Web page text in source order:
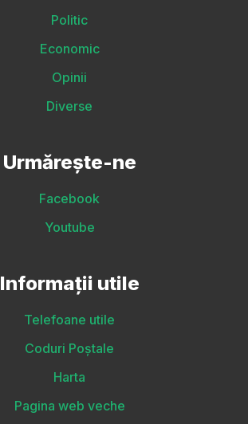
Politic
Economic
Opinii
Diverse
Urmărește-ne
Facebook
Youtube
Informații utile
Telefoane utile
Coduri Poștale
Harta
Pagina web veche